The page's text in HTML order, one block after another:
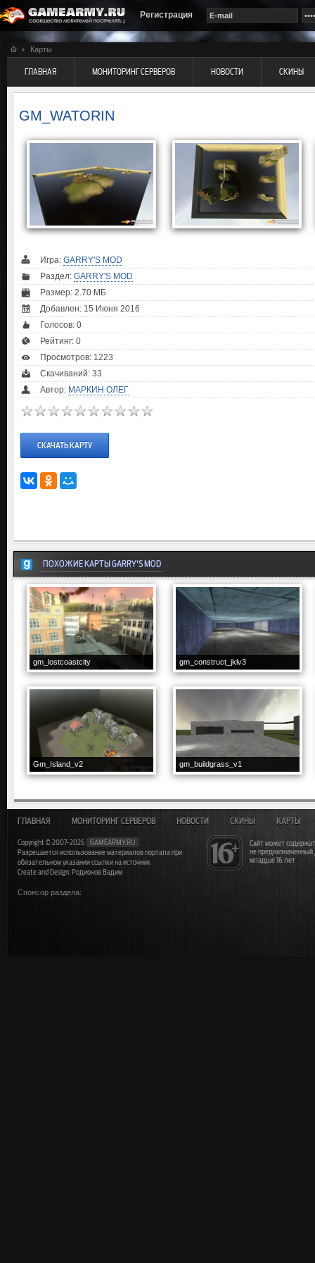
Регистрация
Карты
ГЛАВНАЯ МОНИТОРИНГ СЕРВЕРОВ НОВОСТИ СКИНЫ
GM_WATORIN
Игра: GARRY'S MOD
Раздел: GARRY'S MOD
Размер: 2.70 МБ
Добавлен: 15 Июня 2016
Голосов: 0
Рейтинг: 0
Просмотров: 1223
Скачиваний: 33
Автор: МАРКИН ОЛЕГ
СКАЧАТЬ КАРТУ
ПОХОЖИЕ КАРТЫ GARRY'S MOD
gm_lostcoastcity gm_construct_jklv3
Gm_Island_v2 gm_buildgrass_v1
Сайт может
не
младше 16 лет
ГЛАВНАЯ МОНИТОРИНГ СЕРВЕРОВ НОВОСТИ СКИНЫ КАРТЫ
Copyright © 2007-2026
GAMEARMY.RU
Разрешается использование материалов портала при
обязательном указании ссылки на источник
Create and Design: Родионов Вадим
Спонсор раздела: